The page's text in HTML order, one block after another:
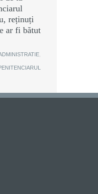
reținuți
ar fi bătut
,